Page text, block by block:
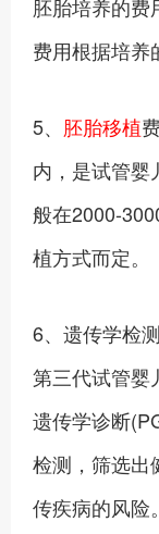
胚胎培养的
费用根据培养
5、 胚胎移植
内，是试管婴
般在2000-
植方式而定。
6、遗传学检
第三代试管婴
遗传学诊断
检测，筛选出
传疾病的风险